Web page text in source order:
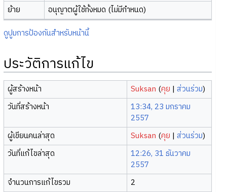
ย้าย
อนุญาตผู้ใช้ทั้งหมด (ไม่มีกำหนด)
ดูปูมการป้องกันสำหรับหน้านี้
ประวัติการแก้ไข
ผู้สร้างหน้า Suksan (คุย |ส่วนร่วม)
วันที่สร้างหน้า
13:34, 23 มกราคม
2557
ผู้เขียนคนล่าสุด
Suksan (คุย |ส่วนร่วม)
วันที่แก้ไขล่าสุด
12:26, 31 ธันวาคม
2557
จำนวนการแก้ไขรวม
2